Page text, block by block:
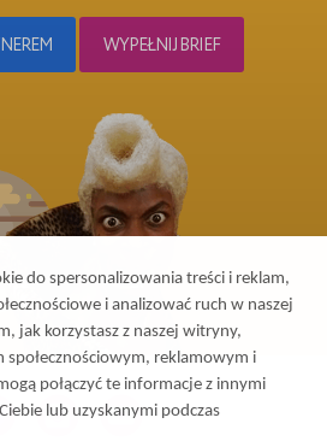
WYPEŁNIJ BRIEF
do spersonalizowania treści i reklam,
i analizować ruch w naszej
jak korzystasz z naszej witryny,
reklamowym i
połączyć te informacje z innymi
lub uzyskanymi podczas